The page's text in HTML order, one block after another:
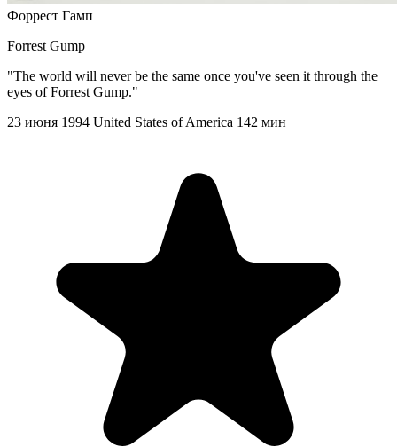
Форрест Гамп
Forrest Gump
"The world will never be the same once you've seen it through the
eyes of Forrest Gump."
23 июня 1994 United States of America 142 мин